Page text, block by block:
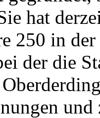
hat
250 in
der die